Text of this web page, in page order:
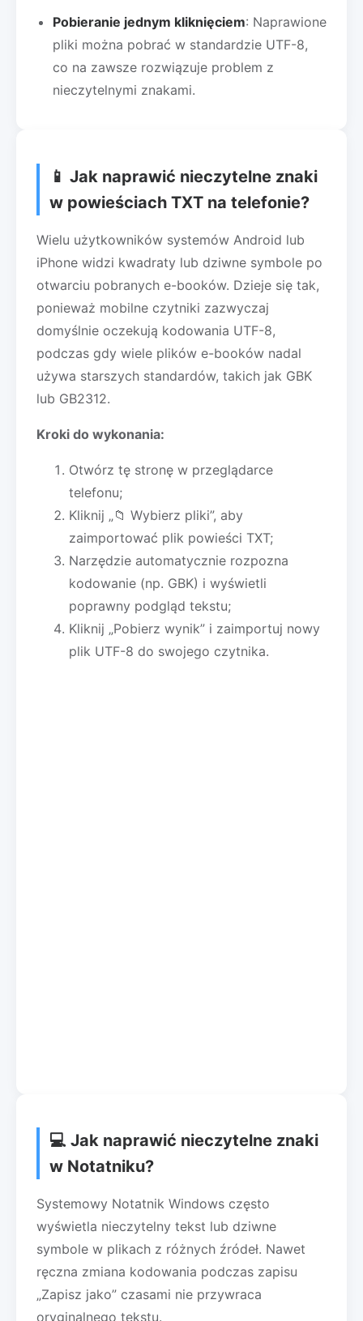
Pobieranie jednym kliknięciem: Naprawione
pliki można pobrać w standardzie UTF-8,
co na zawsze rozwiązuje problem z
nieczytelnymi znakami.
📱 Jak naprawić nieczytelne znaki
w powieściach TXT na telefonie?
Wielu użytkowników systemów Android lub
iPhone widzi kwadraty lub dziwne symbole po
otwarciu pobranych e-booków. Dzieje się tak,
ponieważ mobilne czytniki zazwyczaj
domyślnie oczekują kodowania UTF-8,
podczas gdy wiele plików e-booków nadal
używa starszych standardów, takich jak GBK
lub GB2312.
Kroki do wykonania:
Otwórz tę stronę w przeglądarce
telefonu;
Kliknij „📁 Wybierz pliki”, aby
zaimportować plik powieści TXT;
Narzędzie automatycznie rozpozna
kodowanie (np. GBK) i wyświetli
poprawny podgląd tekstu;
Kliknij „Pobierz wynik” i zaimportuj nowy
plik UTF-8 do swojego czytnika.
💻 Jak naprawić nieczytelne znaki
w Notatniku?
Systemowy Notatnik Windows często
wyświetla nieczytelny tekst lub dziwne
symbole w plikach z różnych źródeł. Nawet
ręczna zmiana kodowania podczas zapisu
„Zapisz jako” czasami nie przywraca
oryginalnego tekstu.